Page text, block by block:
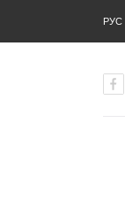
РУС
ENG